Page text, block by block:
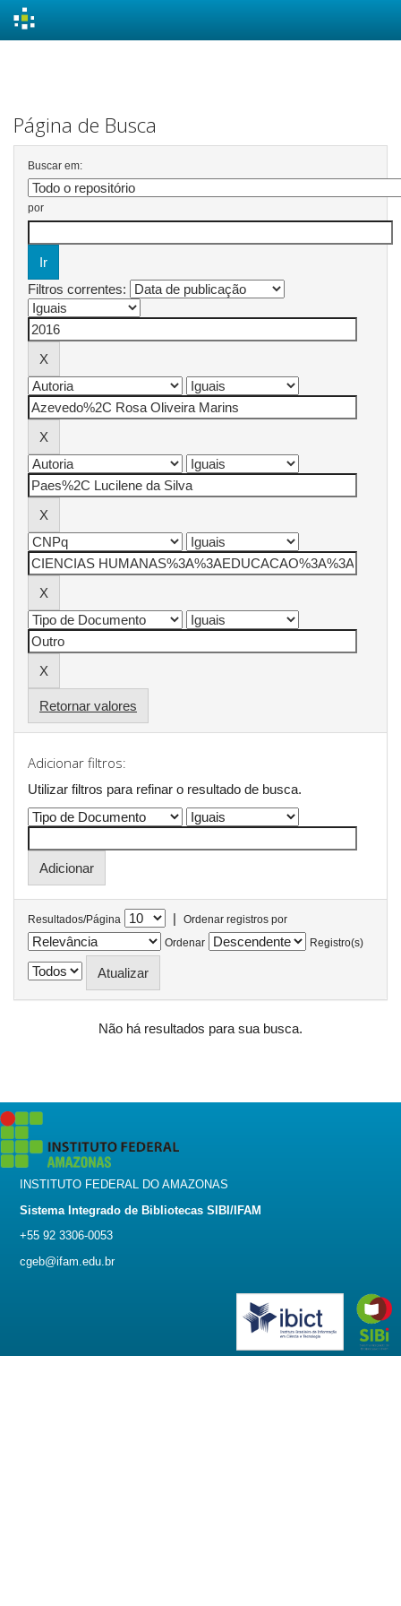
Página de Busca
Buscar em:
por
Filtros correntes:
Retornar valores
Adicionar filtros:
Utilizar filtros para refinar o resultado de busca.
Resultados/Página |
Ordenar registros por
Ordenar
Registro(s)
Não há resultados para sua busca.
INSTITUTO FEDERAL DO AMAZONAS
Sistema Integrado de Bibliotecas SIBI/IFAM
+55 92 3306-0053
cgeb@ifam.edu.br